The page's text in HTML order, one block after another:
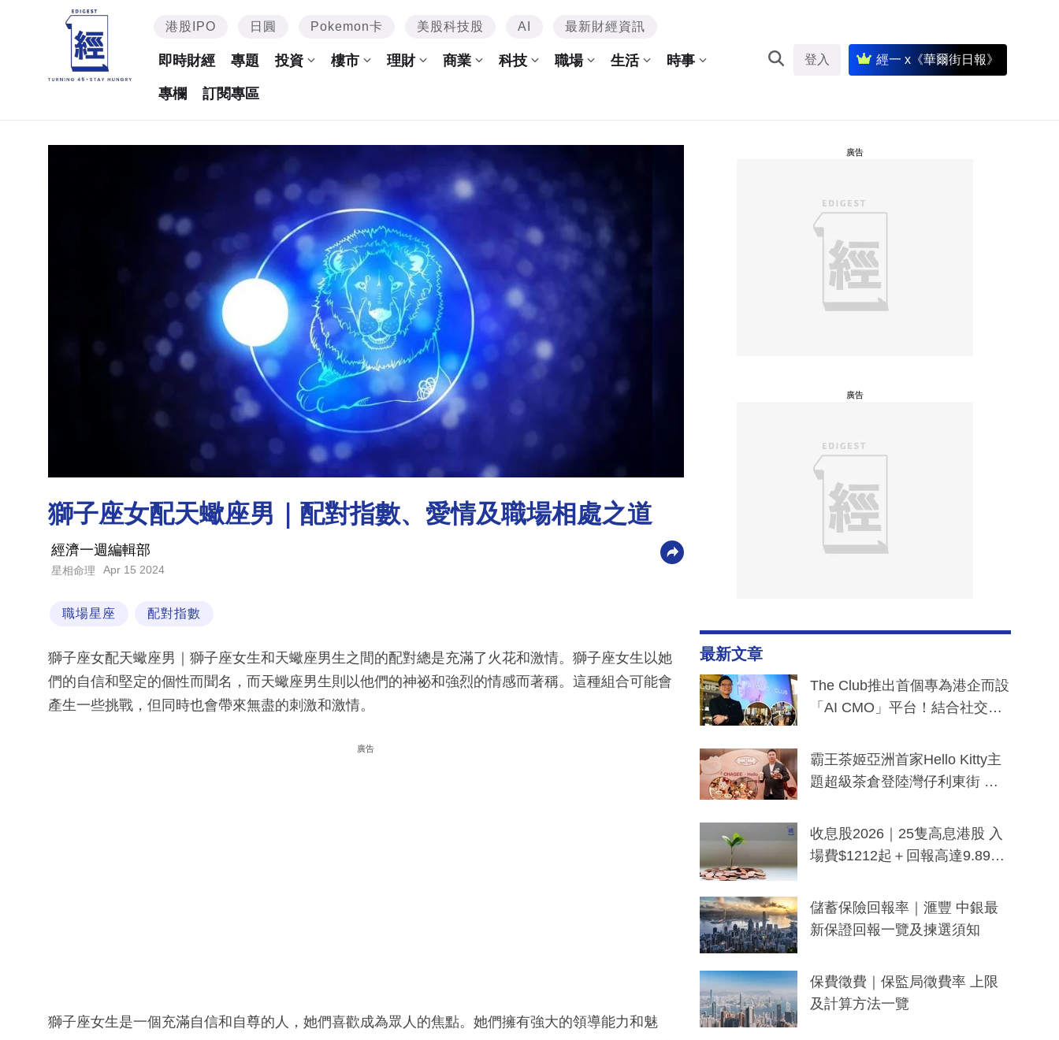
港股IPO 日圓 Pokemon卡 美股科技股 AI 最新財經資訊
即時財經 專題 投資 樓市 理財 商業 科技 職場 生活 時事
專欄 訂閱專區
登入 經一 x《華爾街日報》
獅子座女配天蠍座男｜配對指數、愛情及職場相處之道
經濟一週編輯部
星相命理 Apr 15 2024
職場星座 配對指數
獅子座女配天蠍座男｜獅子座女生和天蠍座男生之間的配對總是充滿了火花和激情。獅子座女生以她
們的自信和堅定的個性而聞名，而天蠍座男生則以他們的神祕和強烈的情感而著稱。這種組合可能會
產生一些挑戰，但同時也會帶來無盡的刺激和激情。
廣告
獅子座女生是一個充滿自信和自尊的人，她們喜歡成為眾人的焦點。她們擁有強大的領導能力和魅
廣告
廣告
最新文章
The Club推出首個專為港企而設
「AI CMO」平台！結合社交聆
分鐘生成「貼地」宣傳短片
霸王茶姬亞洲首家Hello Kitty主
題超級茶倉登陸灣仔利東街 推
y及香港限定特調系列
收息股2026｜25隻高息港股 入
場費$1212起＋回報高達9.89
儲蓄保險回報率｜滙豐 中銀最
新保證回報一覽及揀選須知
保費徵費｜保監局徵費率 上限
及計算方法一覽